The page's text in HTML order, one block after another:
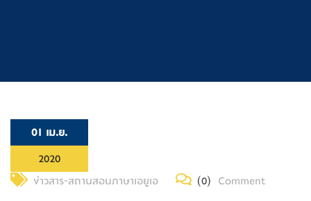
01 เม.ย.
2020
ข่าวสาร-สถานสอนภาษาเอยูเอ
(0) Comment